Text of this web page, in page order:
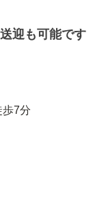
迎も可能です
歩7分